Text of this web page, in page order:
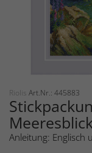
Riolis Art.Nr.: 445883
Anleitung: Englisch